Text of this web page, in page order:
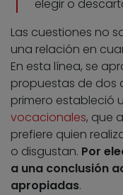
elegir o
Las cuestiones no
una relación en
En esta línea, se
propuestas de dos
primero estableció
vocacionales, que
prefiere quien
o disgustan. Por
a una conclusión
apropiadas.